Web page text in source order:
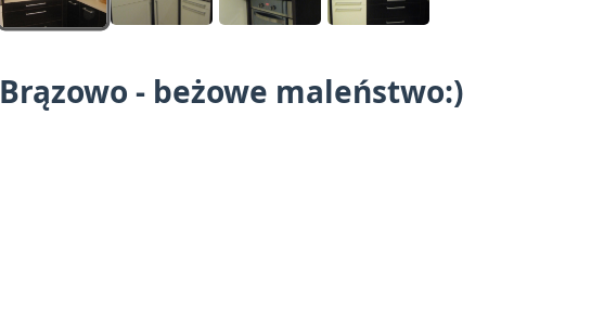
Brązowo - beżowe maleństwo:)